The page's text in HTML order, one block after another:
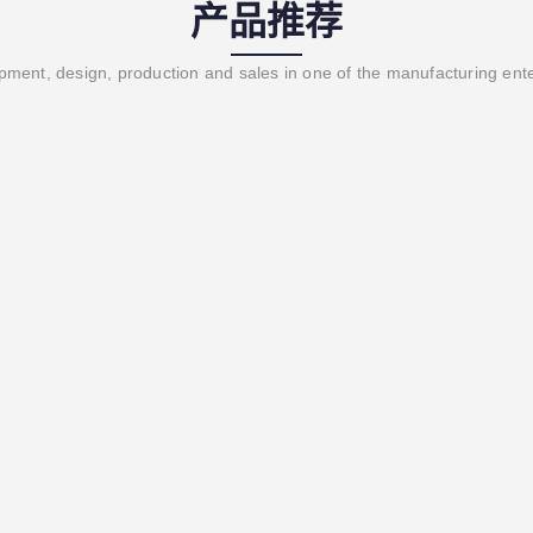
产品推荐
design, production and sales in one of the manufacturing